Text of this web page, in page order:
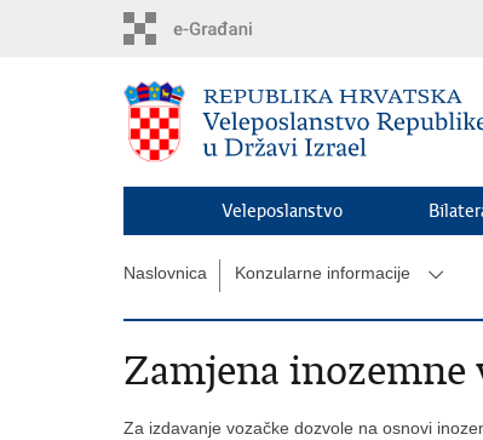
Veleposlanstvo
Naslovnica Konzularne informacije
Zamjena inozemne
Za izdavanje vozačke dozvole na osnovi